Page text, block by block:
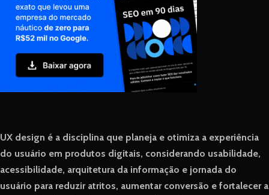
UX design é a disciplina que planeja e otimiza a experiência
do usuário em produtos digitais, considerando usabilidade,
acessibilidade, arquitetura da informação e jornada do
usuário para reduzir atritos, aumentar conversão e fortalecer a